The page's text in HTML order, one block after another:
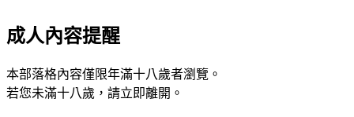
成人內容提醒
本部落格內容僅限年滿十八歲者瀏覽。
若您未滿十八歲，請立即離開。